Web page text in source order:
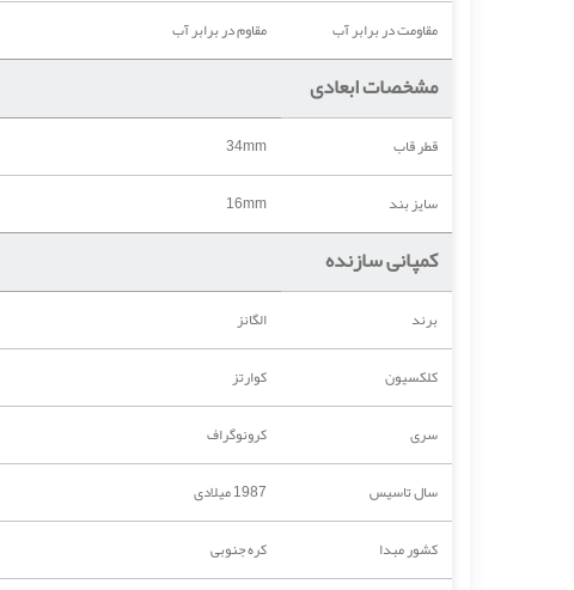
مقاومت در برابر آب
مقاوم در برابر آب
مشخصات ابعادی
قطر قاب
34mm
سایز بند
16mm
کمپانی سازنده
برند
الگانز
کلکسیون
کوارتز
سری
کرونوگراف
سال تاسیس
1987 میلادی
کشور مبدا
کره جنوبی